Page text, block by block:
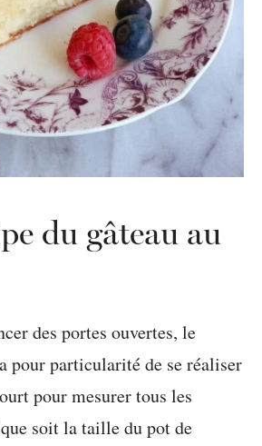
du gâteau au
des portes ouvertes, le
pour particularité de se réaliser
pour mesurer tous les
soit la taille du pot de